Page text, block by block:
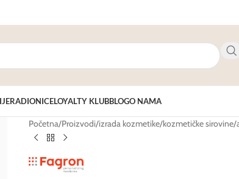
RADIONICELOYALTY KLUBBLOGO NAMA
Početna/Proizvodi/izrada kozmetike/kozmetičke sirovine/